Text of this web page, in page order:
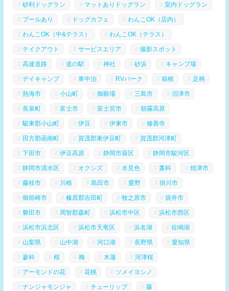
砂利ドッグラン マットありドッグラン 室内ドッグラン
プールあり ドッグカフェ わんこOK（店内）
わんこOK（中&テラス） わんこOK（テラス）
テイクアウト サービスエリア 撮影スポット
高速道路 道の駅 神社 砂浜 キャンプ場
デイキャンプ 車中泊 RVパーク 箱根 足柄
熱海市 小山町 御殿場 三島市 沼津市
長泉町 富士市 富士宮市 朝霧高原
駿東郡小山町 伊豆 伊東市 修善寺
田方郡函南町 賀茂郡東伊豆町 賀茂郡河津町
下田市 伊豆高原 静岡市葵区 静岡市駿河区
静岡市清水区 オクシズ 水見色 藁科 焼津市
藤枝市 川根 島田市 愛野 掛川市
御前崎市 榛原郡吉田町 牧之原市 袋井市
磐田市 周智郡森町 浜松市中区 浜松市西区
浜松市浜北区 浜松市天竜区 浜名湖 佐鳴湖
山梨県 山中湖 河口湖 長野県 愛知県
蓼科 桜 梅 木蓮 河津桜
アーモンドの花 花桃 ソメイヨシノ
ナンジャモンジャ チューリップ 藤